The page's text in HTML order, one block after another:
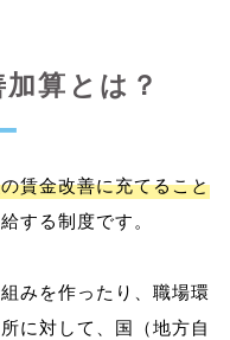
算とは？
賃金改善に充てること
する制度です。
みを作ったり、職場環
に対して、国（地方自